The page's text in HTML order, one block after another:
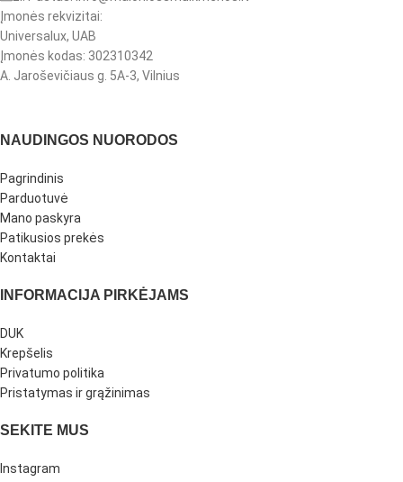
Įmonės rekvizitai:
Universalux, UAB
Įmonės kodas: 302310342
A. Jaroševičiaus g. 5A-3, Vilnius
NAUDINGOS NUORODOS
Pagrindinis
Parduotuvė
Mano paskyra
Patikusios prekės
Kontaktai
INFORMACIJA PIRKĖJAMS
DUK
Krepšelis
Privatumo politika
Pristatymas ir grąžinimas
SEKITE MUS
Instagram